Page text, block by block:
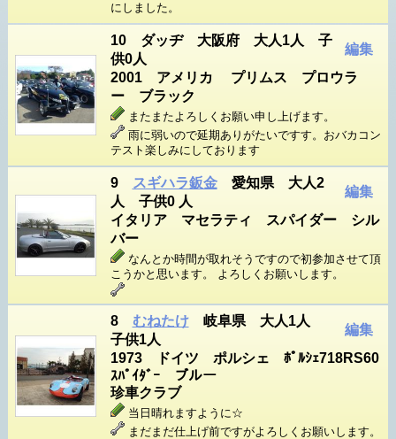
にしました。
10 ダッヂ 大阪府 大人1人 子
供0人
編集
2001 アメリカ プリムス プロウラ
ー ブラック
またまたよろしくお願い申し上げます。
雨に弱いので延期ありがたいですす。おバカコン
テスト楽しみにしております
9 スギハラ鈑金愛知県 大人2
人 子供0 人
編集
イタリア マセラティ スパイダー シル
バー
なんとか時間が取れそうですので初参加させて頂
こうかと思います。 よろしくお願いします。
8 むねたけ岐阜県 大人1人
子供1人
編集
1973 ドイツ ポルシェ ﾎﾟﾙｼｪ718RS60
ｽﾊﾟｲﾀﾞｰ ブルー
珍車クラブ
当日晴れますように☆
まだまだ仕上げ前ですがよろしくお願いします。